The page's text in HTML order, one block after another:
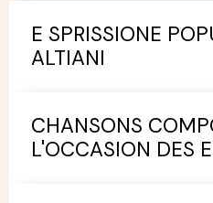
E SPRISSIONE
ALTIANI
CHANSONS
L'OCCASION DES